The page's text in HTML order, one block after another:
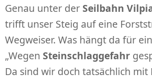
Genau unter der Seilbahn
trifft unser Steig auf eine
Wegweiser. Was hängt da für
„Wegen Steinschlaggefahr
Da sind wir doch tatsächlich mit